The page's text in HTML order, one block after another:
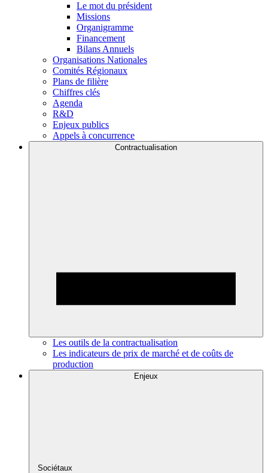
Le mot du président
Missions
Organigramme
Financement
Bilans Annuels
Organisations Nationales
Comités Régionaux
Plans de filière
Chiffres clés
Agenda
R&D
Enjeux publics
Appels à concurrence
Contractualisation
Les outils de la contractualisation
Les indicateurs de prix de marché et de coûts de
production
Enjeux
Sociétaux